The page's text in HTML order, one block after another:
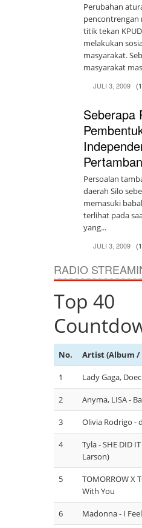
Perubahan
pencontrengan
titik tekan
melakukan
masyarakat.
masyarakat
JULI 3, 2009
Seberapa
Persoalan
daerah Silo
memasuki
terlihat pada
yang...
JULI 3, 2009
RADIO
Top 40
No. Artist (Album /
1 Lady Gaga,
2 Anyma, LISA -
3 Olivia Rodrigo -
4
Tyla - SHE DID
Larson)
5
TOMORROW X
With You
6 Madonna - I